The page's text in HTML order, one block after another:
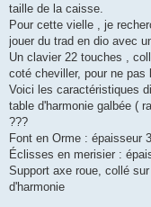
taille de la caisse.
Pour cette vielle , je
jouer du trad en dio avec
Un clavier 22 touches ,
coté cheviller, pour ne pas
Voici les caractéristiques
table d'harmonie galbée (
???
Font en Orme : épaisseur
Éclisses en merisier :
Support axe roue, collé
d'harmonie